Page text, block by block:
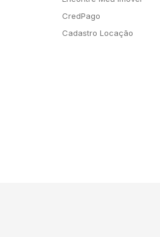
CredPago
Cadastro Locação